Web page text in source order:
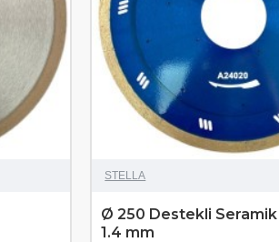
STELLA
Ø 250 Destekli
1.4 mm